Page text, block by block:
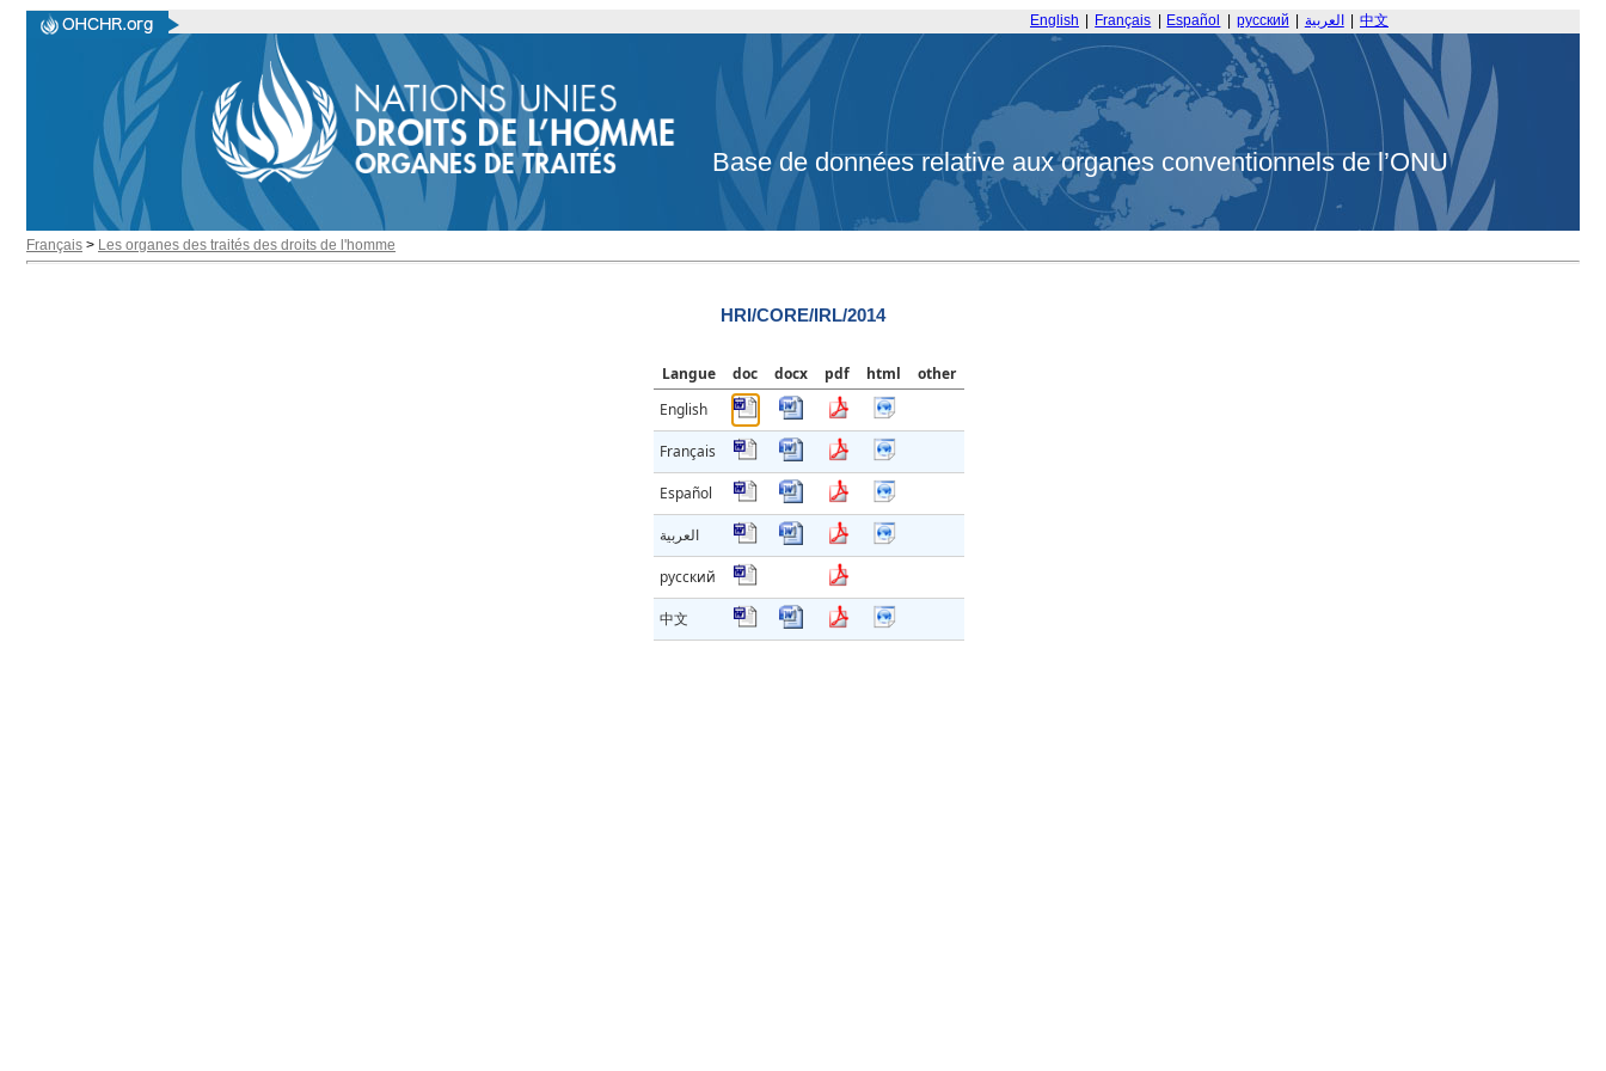
English Français Español русский العربية 中文
Base de données relative aux organes conventionnels de l’ONU
Français > Les organes des traités des droits de l'homme
HRI/CORE/IRL/2014
Langue doc docx pdf html
other
English
Français
Español
العربية
русский
中文